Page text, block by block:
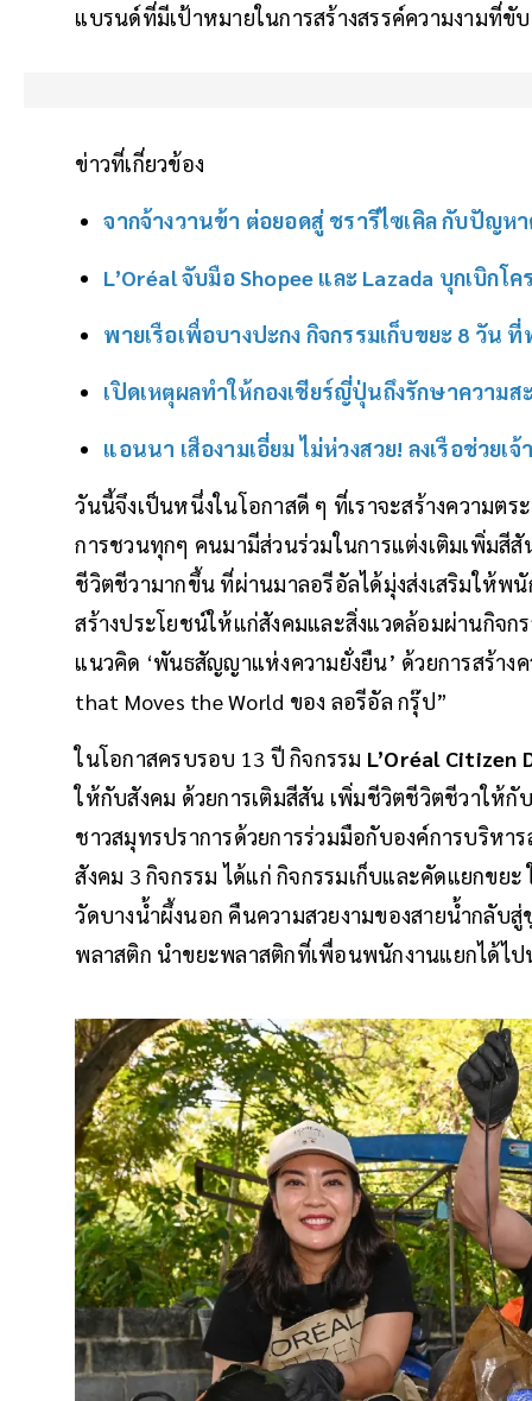
แบรนด์ที่มีเป้าหมายในการสร้างสรรค์ความงามที่ขั
ข่าวที่เกี่ยวข้อง
จากจ้างวานข้า ต่อยอดสู่ ชรารีไซเคิล กับปัญห
L’Oréal จับมือ Shopee และ Lazada บุกเบิก
พายเรือเพื่อบางปะกง กิจกรรมเก็บขยะ 8 วัน
เปิดเหตุผลทำให้กองเชียร์ญี่ปุ่นถึงรักษาความ
แอนนา เสืองามเอี่ยม ไม่ห่วงสวย! ลงเรือช่วย
วันนี้จึงเป็นหนึ่งในโอกาสดี ๆ ที่เราจะสร้างความ
การชวนทุกๆ คนมามีส่วนร่วมในการแต่งเติมเพิ่มสี
ชีวิตชีวามากขึ้น ที่ผ่านมาลอรีอัลได้มุ่งส่งเสริมให้พ
สร้างประโยชน์ให้แก่สังคมและสิ่งแวดล้อมผ่านกิจก
แนวคิด ‘พันธสัญญาแห่งความยั่งยืน’ ด้วยการสร้าง
that Moves the World ของ ลอรีอัล กรุ๊ป”
ในโอกาสครบรอบ 13 ปี กิจกรรม L’Oréal Citizen
ให้กับสังคม ด้วยการเติมสีสัน เพิ่มชีวิตชีวิตชีวาให้
ชาวสมุทรปราการด้วยการร่วมมือกับองค์การบริหา
สังคม 3 กิจกรรม ได้แก่ กิจกรรมเก็บและคัดแยกขย
วัดบางน้ำผึ้งนอก คืนความสวยงามของสายน้ำกลั
พลาสติก นำขยะพลาสติกที่เพื่อนพนักงานแยกได้ไป